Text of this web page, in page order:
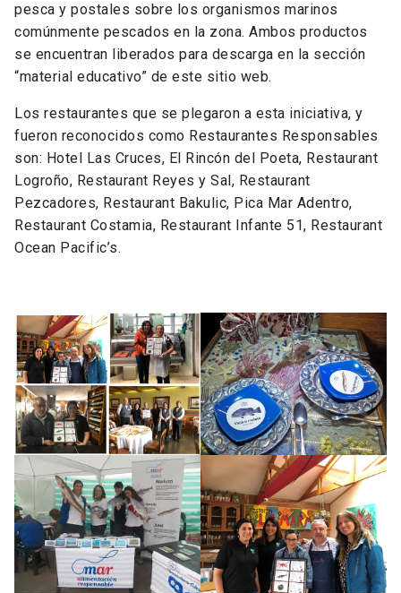
pesca y postales sobre los organismos marinos
comúnmente pescados en la zona. Ambos productos
se encuentran liberados para descarga en la sección
“material educativo” de este sitio web.
Los restaurantes que se plegaron a esta iniciativa, y
fueron reconocidos como Restaurantes Responsables
son: Hotel Las Cruces, El Rincón del Poeta, Restaurant
Logroño, Restaurant Reyes y Sal, Restaurant
Pezcadores, Restaurant Bakulic, Pica Mar Adentro,
Restaurant Costamia, Restaurant Infante 51, Restaurant
Ocean Pacific’s.